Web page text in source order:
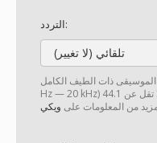
التردد:
تلقائي (لا تغيير)
ذات الطيف الكامل (20
Hz — 20 kHz) قيماً لا تقل عن 44.1 kHz لتحقيق الشفافية. يمكن
من المعلومات على ويكي